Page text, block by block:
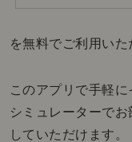
を無料でご利用いた
このアプリで手軽に
シミュレーターで
していただけます。